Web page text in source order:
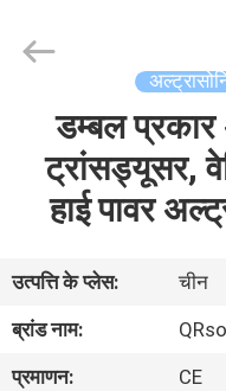
उत्पादों
हमारे
बारे
में
Equipment
Co.,Ltd.
डम्बल प्रकार
ट्रांसड्यूसर,
हाई पावर
उत्पत्ति के प्लेस:
चीन
ब्रांड नाम:
प्रमाणन:
CE